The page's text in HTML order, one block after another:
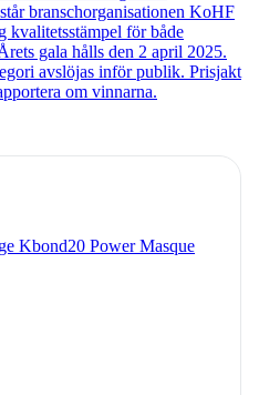
branschorganisationen KoHF
för både
gala hålls den 2 april 2025.
avslöjas inför publik. Prisjakt
om vinnarna.
Kbond20 Power Masque